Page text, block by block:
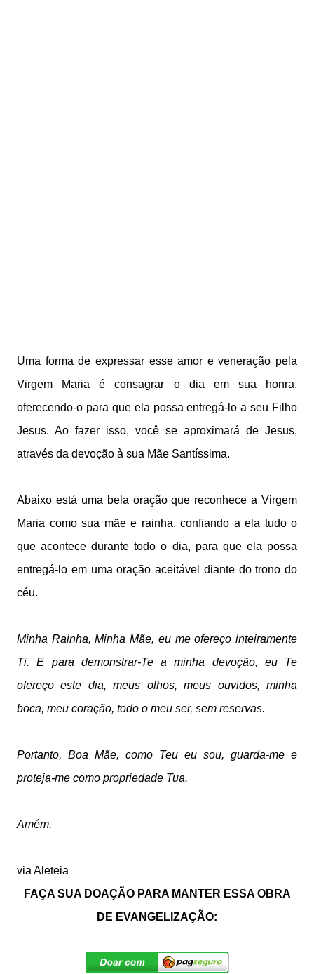
Uma forma de expressar esse amor e veneração pela
Virgem Maria é consagrar o dia em sua honra,
oferecendo-o para que ela possa entregá-lo a seu Filho
Jesus. Ao fazer isso, você se aproximará de Jesus,
através da devoção à sua Mãe Santíssima.
Abaixo está uma bela oração que reconhece a Virgem
Maria como sua mãe e rainha, confiando a ela tudo o
que acontece durante todo o dia, para que ela possa
entregá-lo em uma oração aceitável diante do trono do
céu.
Minha Rainha, Minha Mãe, eu me ofereço inteiramente
Ti.E para demonstrar-Te a minha devoção, eu Te
ofereço este dia, meus olhos,meus ouvidos, minha
boca, meu coração, todo o meu ser, sem reservas.
Portanto, Boa Mãe, como Teu eu sou, guarda-me e
proteja-me como propriedade Tua.
Amém.
via Aleteia
FAÇA SUA DOAÇÃO PARA MANTER ESSA OBRA
DE EVANGELIZAÇÃO: